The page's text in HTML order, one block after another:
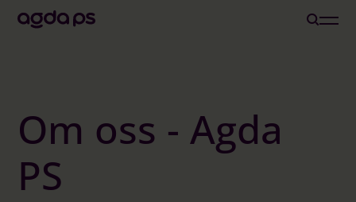
Branscher och Roller
Löneoutsourcing
Om oss - Agda
PS